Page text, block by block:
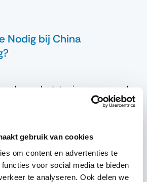
gebruik van cookies
om content en advertenties te
voor social media te bieden
te analyseren. Ook delen we
Nodig bij China
geboren: laatste visum mee zenden
bent, kopie rode boekje.
KONG? Dan moet u ook een A-
naar het vast land gaat/ of
welk vervoer u dat gaat doen.
DE AANVRAAG, u hoort binnen 4